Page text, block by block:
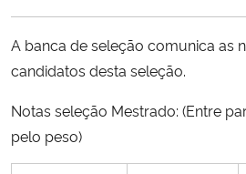
Ministério da Ciência, Tecnologia, Inovações e
Ministério do Meio Ambiente
Ministério do Turismo
Ministério do Desenvolvimento Regional
A banca de seleção comunica as
candidatos desta seleção.
Notas seleção Mestrado: (Entre
pelo peso)